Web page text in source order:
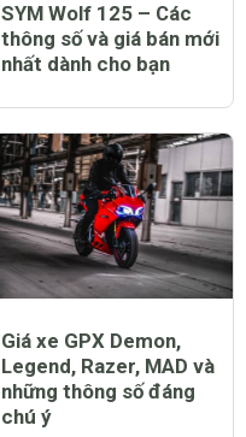
SYM Wolf 125 – Các
thông số và giá bán mới
nhất dành cho bạn
Giá xe GPX Demon,
Legend, Razer, MAD và
những thông số đáng
chú ý